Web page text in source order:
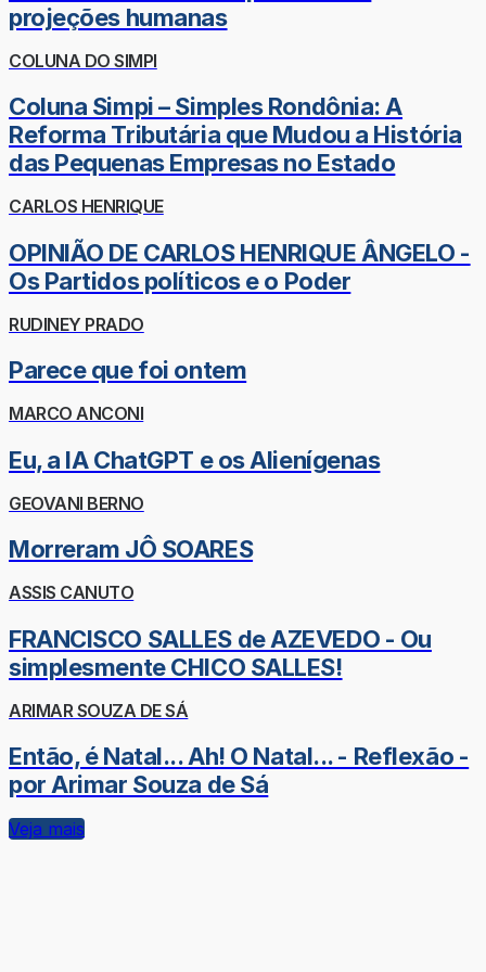
projeções humanas
COLUNA DO SIMPI
Coluna Simpi – Simples Rondônia: A
Reforma Tributária que Mudou a História
das Pequenas Empresas no Estado
CARLOS HENRIQUE
OPINIÃO DE CARLOS HENRIQUE ÂNGELO -
Os Partidos políticos e o Poder
RUDINEY PRADO
Parece que foi ontem
MARCO ANCONI
Eu, a IA ChatGPT e os Alienígenas
GEOVANI BERNO
Morreram JÔ SOARES
ASSIS CANUTO
FRANCISCO SALLES de AZEVEDO - Ou
simplesmente CHICO SALLES!
ARIMAR SOUZA DE SÁ
Então, é Natal... Ah! O Natal... - Reflexão -
por Arimar Souza de Sá
Veja mais